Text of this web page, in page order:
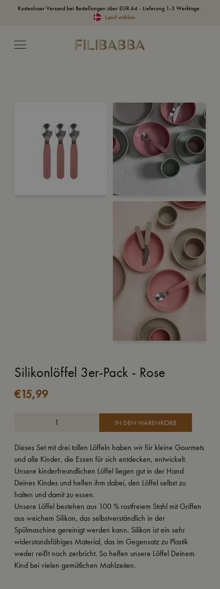
Kostenloser Versand bei Bestellungen über EUR 64 - Lieferung 1-3 Werktage..
Land wählen
Silikonlöffel 3er-Pack - Rose
€15,99
IN DEN WARENKORB
Dieses Set mit drei tollen Löffeln haben wir für kleine Gourmets
und alle Kinder, die Essen für sich entdecken, entwickelt.
Unsere kinderfreundlichen Löffel liegen gut in der Hand
Deines Kindes und helfen ihm dabei, den Löffel selbst zu
halten und damit zu essen.
Unsere Löffel bestehen aus 100 % rostfreiem Stahl mit Griffen
aus weichem Silikon, das selbstverständlich in der
Spülmaschine gereinigt werden kann. Silikon ist ein sehr
widerstandsfähiges Material, das im Gegensatz zu Plastik
weder reißt noch zerbricht. So helfen unsere Löffel Deinem
Kind bei vielen gemütlichen Mahlzeiten.